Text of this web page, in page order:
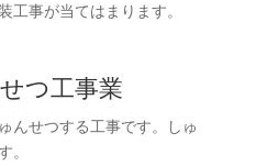
工事が当てはまります。
つ工事業
んせつする工事です。しゅ
。